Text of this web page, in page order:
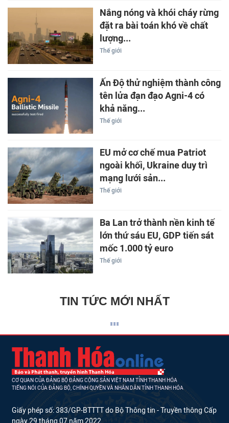
Nắng nóng và khói cháy rừng
đặt ra bài toán khó về chất
lượng...
Thế giới
Ấn Độ thử nghiệm thành công
tên lửa đạn đạo Agni-4 có
khả năng...
Thế giới
EU mở cơ chế mua Patriot
ngoài khối, Ukraine duy trì
mạng lưới sản...
Thế giới
Ba Lan trở thành nền kinh tế
lớn thứ sáu EU, GDP tiến sát
mốc 1.000 tỷ euro
Thế giới
TIN TỨC MỚI NHẤT
CƠ QUAN CỦA ĐẢNG BỘ ĐẢNG CỘNG SẢN VIỆT NAM TỈNH THANH HÓA
TIẾNG NÓI CỦA ĐẢNG BỘ, CHÍNH QUYỀN VÀ NHÂN DÂN TỈNH THANH HÓA
Giấy phép số: 383/GP-BTTTT do Bộ Thông tin - Truyền thông Cấp